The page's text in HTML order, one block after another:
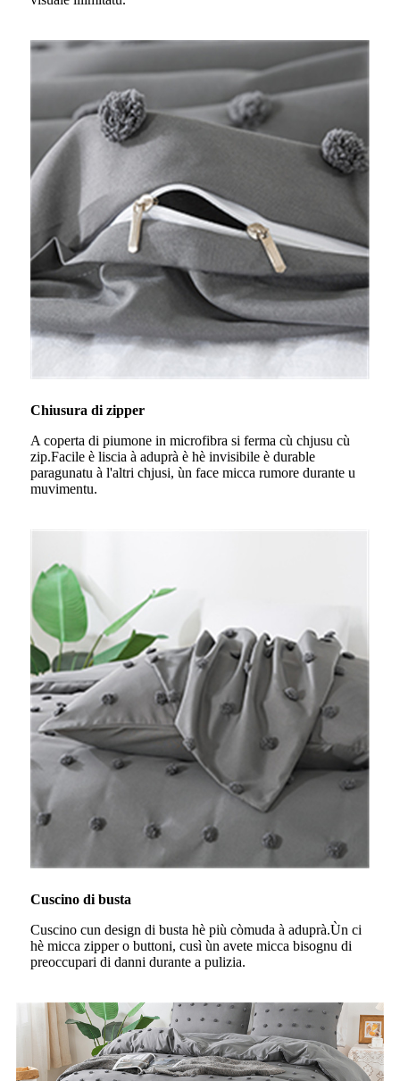
Chiusura di zipper
A coperta di piumone in microfibra si ferma cù chjusu cù
zip.Facile è liscia à aduprà è hè invisibile è durable
paragunatu à l'altri chjusi, ùn face micca rumore durante u
muvimentu.
Cuscino di busta
Cuscino cun design di busta hè più còmuda à aduprà.Ùn ci
hè micca zipper o buttoni, cusì ùn avete micca bisognu di
preoccupari di danni durante a pulizia.